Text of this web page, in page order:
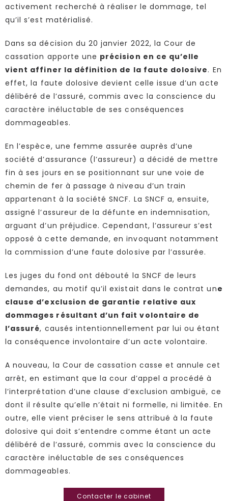
activement recherché à réaliser le dommage, tel
qu’il s’est matérialisé.
Dans sa décision du 20 janvier 2022, la Cour de
cassation apporte une précision en ce qu’elle
vient affiner la définition de la faute dolosive. En
effet, la faute dolosive devient celle issue d’un acte
délibéré de l’assuré, commis avec la conscience du
caractère inéluctable de ses conséquences
dommageables.
En l’espèce, une femme assurée auprès d’une
société d’assurance (l’assureur) a décidé de mettre
fin à ses jours en se positionnant sur une voie de
chemin de fer à passage à niveau d’un train
appartenant à la société SNCF. La SNCF a, ensuite,
assigné l’assureur de la défunte en indemnisation,
arguant d’un préjudice. Cependant, l’assureur s’est
opposé à cette demande, en invoquant notamment
la commission d’une faute dolosive par l’assurée.
Les juges du fond ont débouté la SNCF de leurs
demandes, au motif qu’il existait dans le contrat une
clause d’exclusion de garantie relative aux
dommages résultant d’un fait volontaire de
l’assuré, causés intentionnellement par lui ou étant
la conséquence involontaire d’un acte volontaire.
A nouveau, la Cour de cassation casse et annule cet
arrêt, en estimant que la cour d’appel a procédé à
l’interprétation d’une clause d’exclusion ambiguë, ce
dont il résulte qu’elle n’était ni formelle, ni limitée. En
outre, elle vient préciser le sens attribué à la faute
dolosive qui doit s’entendre comme étant un acte
délibéré de l’assuré, commis avec la conscience du
caractère inéluctable de ses conséquences
dommageables.
Contacter le cabinet